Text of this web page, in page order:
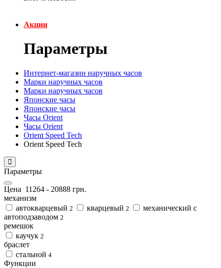
Акции
Параметры
Интернет-магазин наручных часов
Марки наручных часов
Марки наручных часов
Японские часы
Японские часы
Часы Orient
Часы Orient
Orient Speed Tech
Orient Speed Tech
Параметры
Цена 11264 - 20888 грн.
механизм
автокварцевый 2 кварцевый 2
механический с
автоподзаводом 2
ремешок
каучук 2
браслет
стальной 4
Функции